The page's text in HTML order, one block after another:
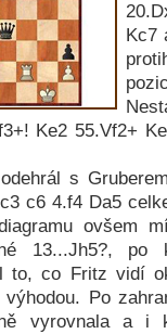
Kc7
Ke2 55.Vf2+
s
c6 4.f4 Da5
ovšem
13...Jh5?, po
to, co Fritz vidí
Po
vyrovnala a i